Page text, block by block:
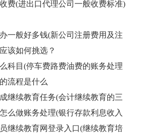
费(进出口代理公司一般收费标准)
一般好多钱(新公司注册费用及注
该如何挑选？
科目(停车费路费油费的账务处理
流程是什么
继续教育任务(会计继续教育的三
么做账务处理(银行存款利息收入
继续教育网登录入口(继续教育培